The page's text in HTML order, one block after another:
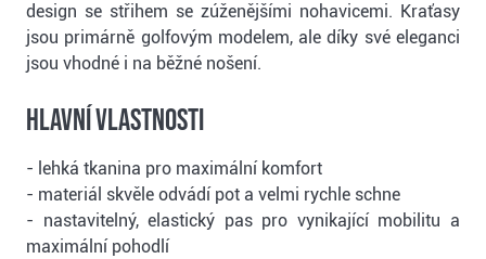
design se střihem se zúženějšími nohavicemi. Kraťasy
jsou primárně golfovým modelem, ale díky své eleganci
jsou vhodné i na běžné nošení.
Hlavní vlastnosti
- lehká tkanina pro maximální komfort
- materiál skvěle odvádí pot a velmi rychle schne
- nastavitelný, elastický pas pro vynikající mobilitu a
maximální pohodlí